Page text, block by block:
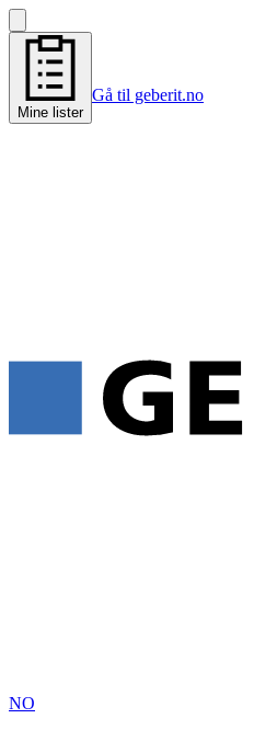
Mine lister
Gå til geberit.no
NO